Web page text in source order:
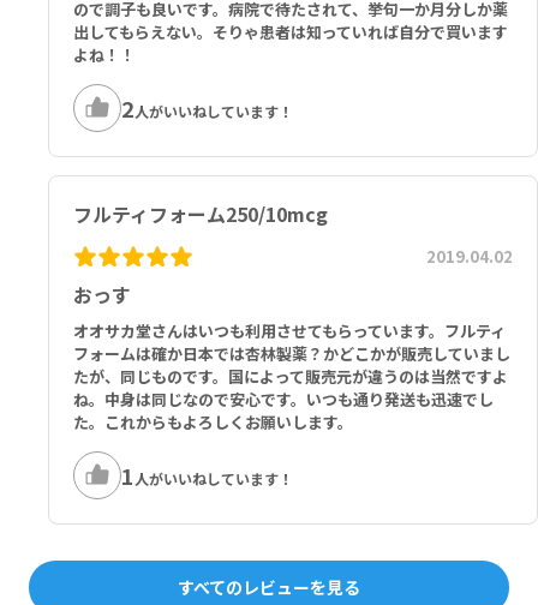
ので調子も良いです。病院で待たされて、挙句一か月分しか薬
出してもらえない。そりゃ患者は知っていれば自分で買います
よね！！
2人がいいねしています！
フルティフォーム250/10mcg
おっす
2019.04.02
オオサカ堂さんはいつも利用させてもらっています。フルティ
フォームは確か日本では杏林製薬？かどこかが販売していまし
たが、同じものです。国によって販売元が違うのは当然ですよ
ね。中身は同じなので安心です。いつも通り発送も迅速でし
た。これからもよろしくお願いします。
1 人がいいねしています！
すべてのレビューを見る